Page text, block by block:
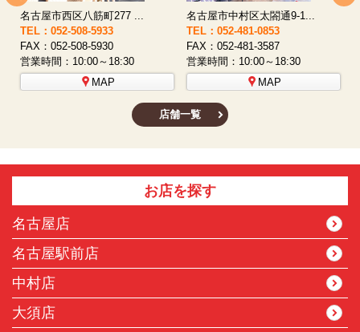
名古屋市西区八筋町277 ...
TEL：052-508-5933
FAX：052-508-5930
営業時間：10:00～18:30
MAP
名古屋市中村区太閤通9-1...
TEL：052-481-0853
FAX：052-481-3587
営業時間：10:00～18:30
MAP
店舗一覧
お店を探す
名古屋店
名古屋駅前店
中村店
大須店